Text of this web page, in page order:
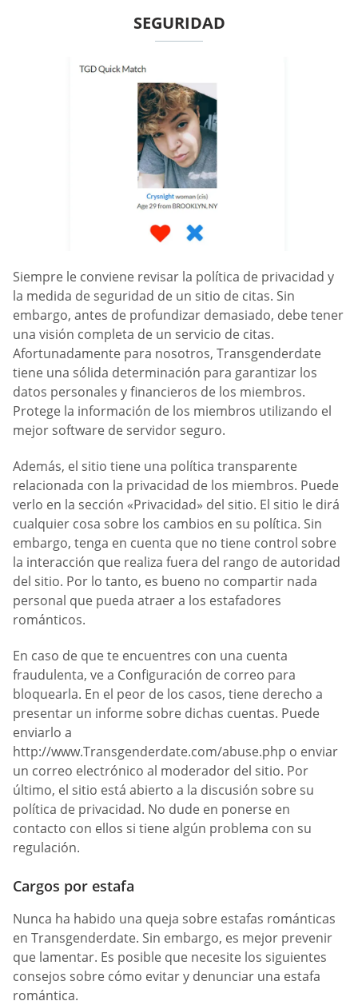
SEGURIDAD
Siempre le conviene revisar la política de privacidad y
la medida de seguridad de un sitio de citas. Sin
embargo, antes de profundizar demasiado, debe tener
una visión completa de un servicio de citas.
Afortunadamente para nosotros, Transgenderdate
tiene una sólida determinación para garantizar los
datos personales y financieros de los miembros.
Protege la información de los miembros utilizando el
mejor software de servidor seguro.
Además, el sitio tiene una política transparente
relacionada con la privacidad de los miembros. Puede
verlo en la sección «Privacidad» del sitio. El sitio le dirá
cualquier cosa sobre los cambios en su política. Sin
embargo, tenga en cuenta que no tiene control sobre
la interacción que realiza fuera del rango de autoridad
del sitio. Por lo tanto, es bueno no compartir nada
personal que pueda atraer a los estafadores
románticos.
En caso de que te encuentres con una cuenta
fraudulenta, ve a Configuración de correo para
bloquearla. En el peor de los casos, tiene derecho a
presentar un informe sobre dichas cuentas. Puede
enviarlo a
http://www.Transgenderdate.com/abuse.php o enviar
un correo electrónico al moderador del sitio. Por
último, el sitio está abierto a la discusión sobre su
política de privacidad. No dude en ponerse en
contacto con ellos si tiene algún problema con su
regulación.
Cargos por estafa
Nunca ha habido una queja sobre estafas románticas
en Transgenderdate. Sin embargo, es mejor prevenir
que lamentar. Es posible que necesite los siguientes
consejos sobre cómo evitar y denunciar una estafa
romántica.